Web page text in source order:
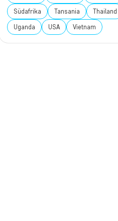
Südafrika Tansania Thailand
Uganda USA Vietnam